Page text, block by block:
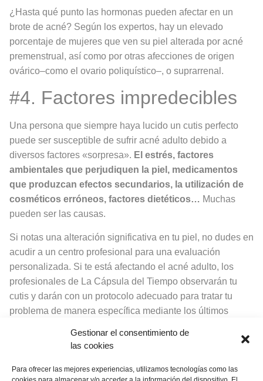
Gestionar el consentimiento de
las cookies
Para ofrecer las mejores experiencias, utilizamos tecnologías como las
¿Hasta qué punto las hormonas pueden afectar en un
brote de acné? Según los expertos, hay un elevado
porcentaje de mujeres que ven su piel alterada por acné
premenstrual, así como por otras afecciones de origen
ovárico–como el ovario poliquístico–, o suprarrenal.
#4. Factores impredecibles
Una persona que siempre haya lucido un cutis perfecto
puede ser susceptible de sufrir acné adulto debido a
diversos factores «sorpresa». El estrés, factores
ambientales que perjudiquen la piel, medicamentos
que produzcan efectos secundarios, la utilización de
cosméticos erróneos, factores dietéticos… Muchas
pueden ser las causas.
Si notas una alteración significativa en tu piel, no dudes en
acudir a un centro profesional para una evaluación
personalizada. Si te está afectando el acné adulto, los
profesionales de La Cápsula del Tiempo observarán tu
cutis y darán con un protocolo adecuado para tratar tu
problema de manera específica mediante los últimos